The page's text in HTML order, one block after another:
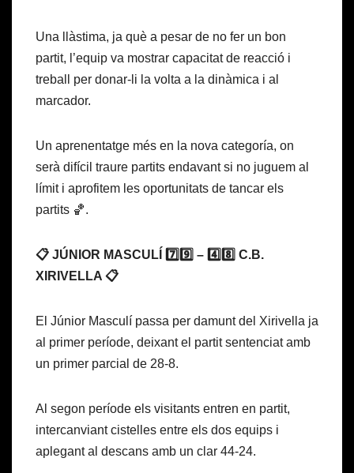
Una llàstima, ja què a pesar de no fer un bon
partit, l’equip va mostrar capacitat de reacció i
treball per donar-li la volta a la dinàmica i al
marcador.
Un aprenentatge més en la nova categoría, on
serà difícil traure partits endavant si no juguem al
límit i aprofitem les oportunitats de tancar els
partits 🏀.
📋 JÚNIOR MASCULÍ 7️⃣9️⃣ – 4️⃣8️⃣ C.B.
XIRIVELLA 📋
El Júnior Masculí passa per damunt del Xirivella ja
al primer període, deixant el partit sentenciat amb
un primer parcial de 28-8.
Al segon període els visitants entren en partit,
intercanviant cistelles entre els dos equips i
aplegant al descans amb un clar 44-24.